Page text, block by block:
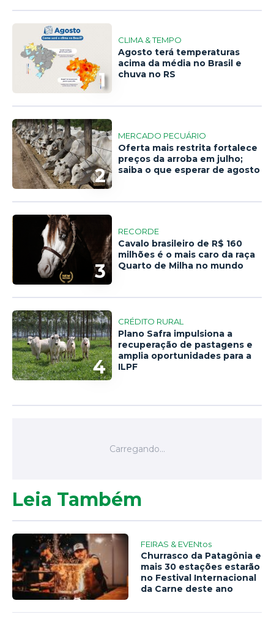
1
CLIMA & TEMPO
Agosto terá temperaturas
acima da média no Brasil e
chuva no RS
2
MERCADO PECUÁRIO
Oferta mais restrita fortalece
preços da arroba em julho;
saiba o que esperar de agosto
3
RECORDE
Cavalo brasileiro de R$ 160
milhões é o mais caro da raça
Quarto de Milha no mundo
4
CRÉDITO RURAL
Plano Safra impulsiona a
recuperação de pastagens e
amplia oportunidades para a
ILPF
Leia Também
FEIRAS & EVENtos
Churrasco da Patagônia e
mais 30 estações estarão
no Festival Internacional
da Carne deste ano